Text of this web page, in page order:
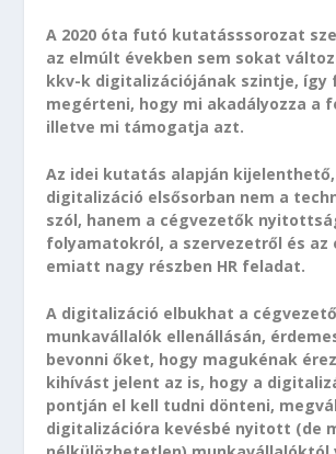
A 2020 óta futó kutatásssorozat
az elmúlt években sem sokat
kkv-k digitalizációjának szintje, így
megérteni, hogy mi akadályozza a
illetve mi támogatja azt.
Az idei kutatás alapján
digitalizáció elsősorban nem a
szól, hanem a cégvezetők
folyamatokról, a szervezetről és az
emiatt nagy részben HR feladat.
A digitalizáció elbukhat a
munkavállalók ellenállásán,
bevonni őket, hogy magukénak
kihívást jelent az is, hogy a
pontján el kell tudni dönteni,
digitalizációra kevésbé nyitott (de